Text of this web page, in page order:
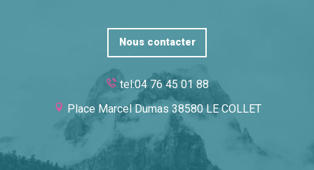
Nous contacter
tel:04 76 45 01 88
Place Marcel Dumas 38580 LE COLLET